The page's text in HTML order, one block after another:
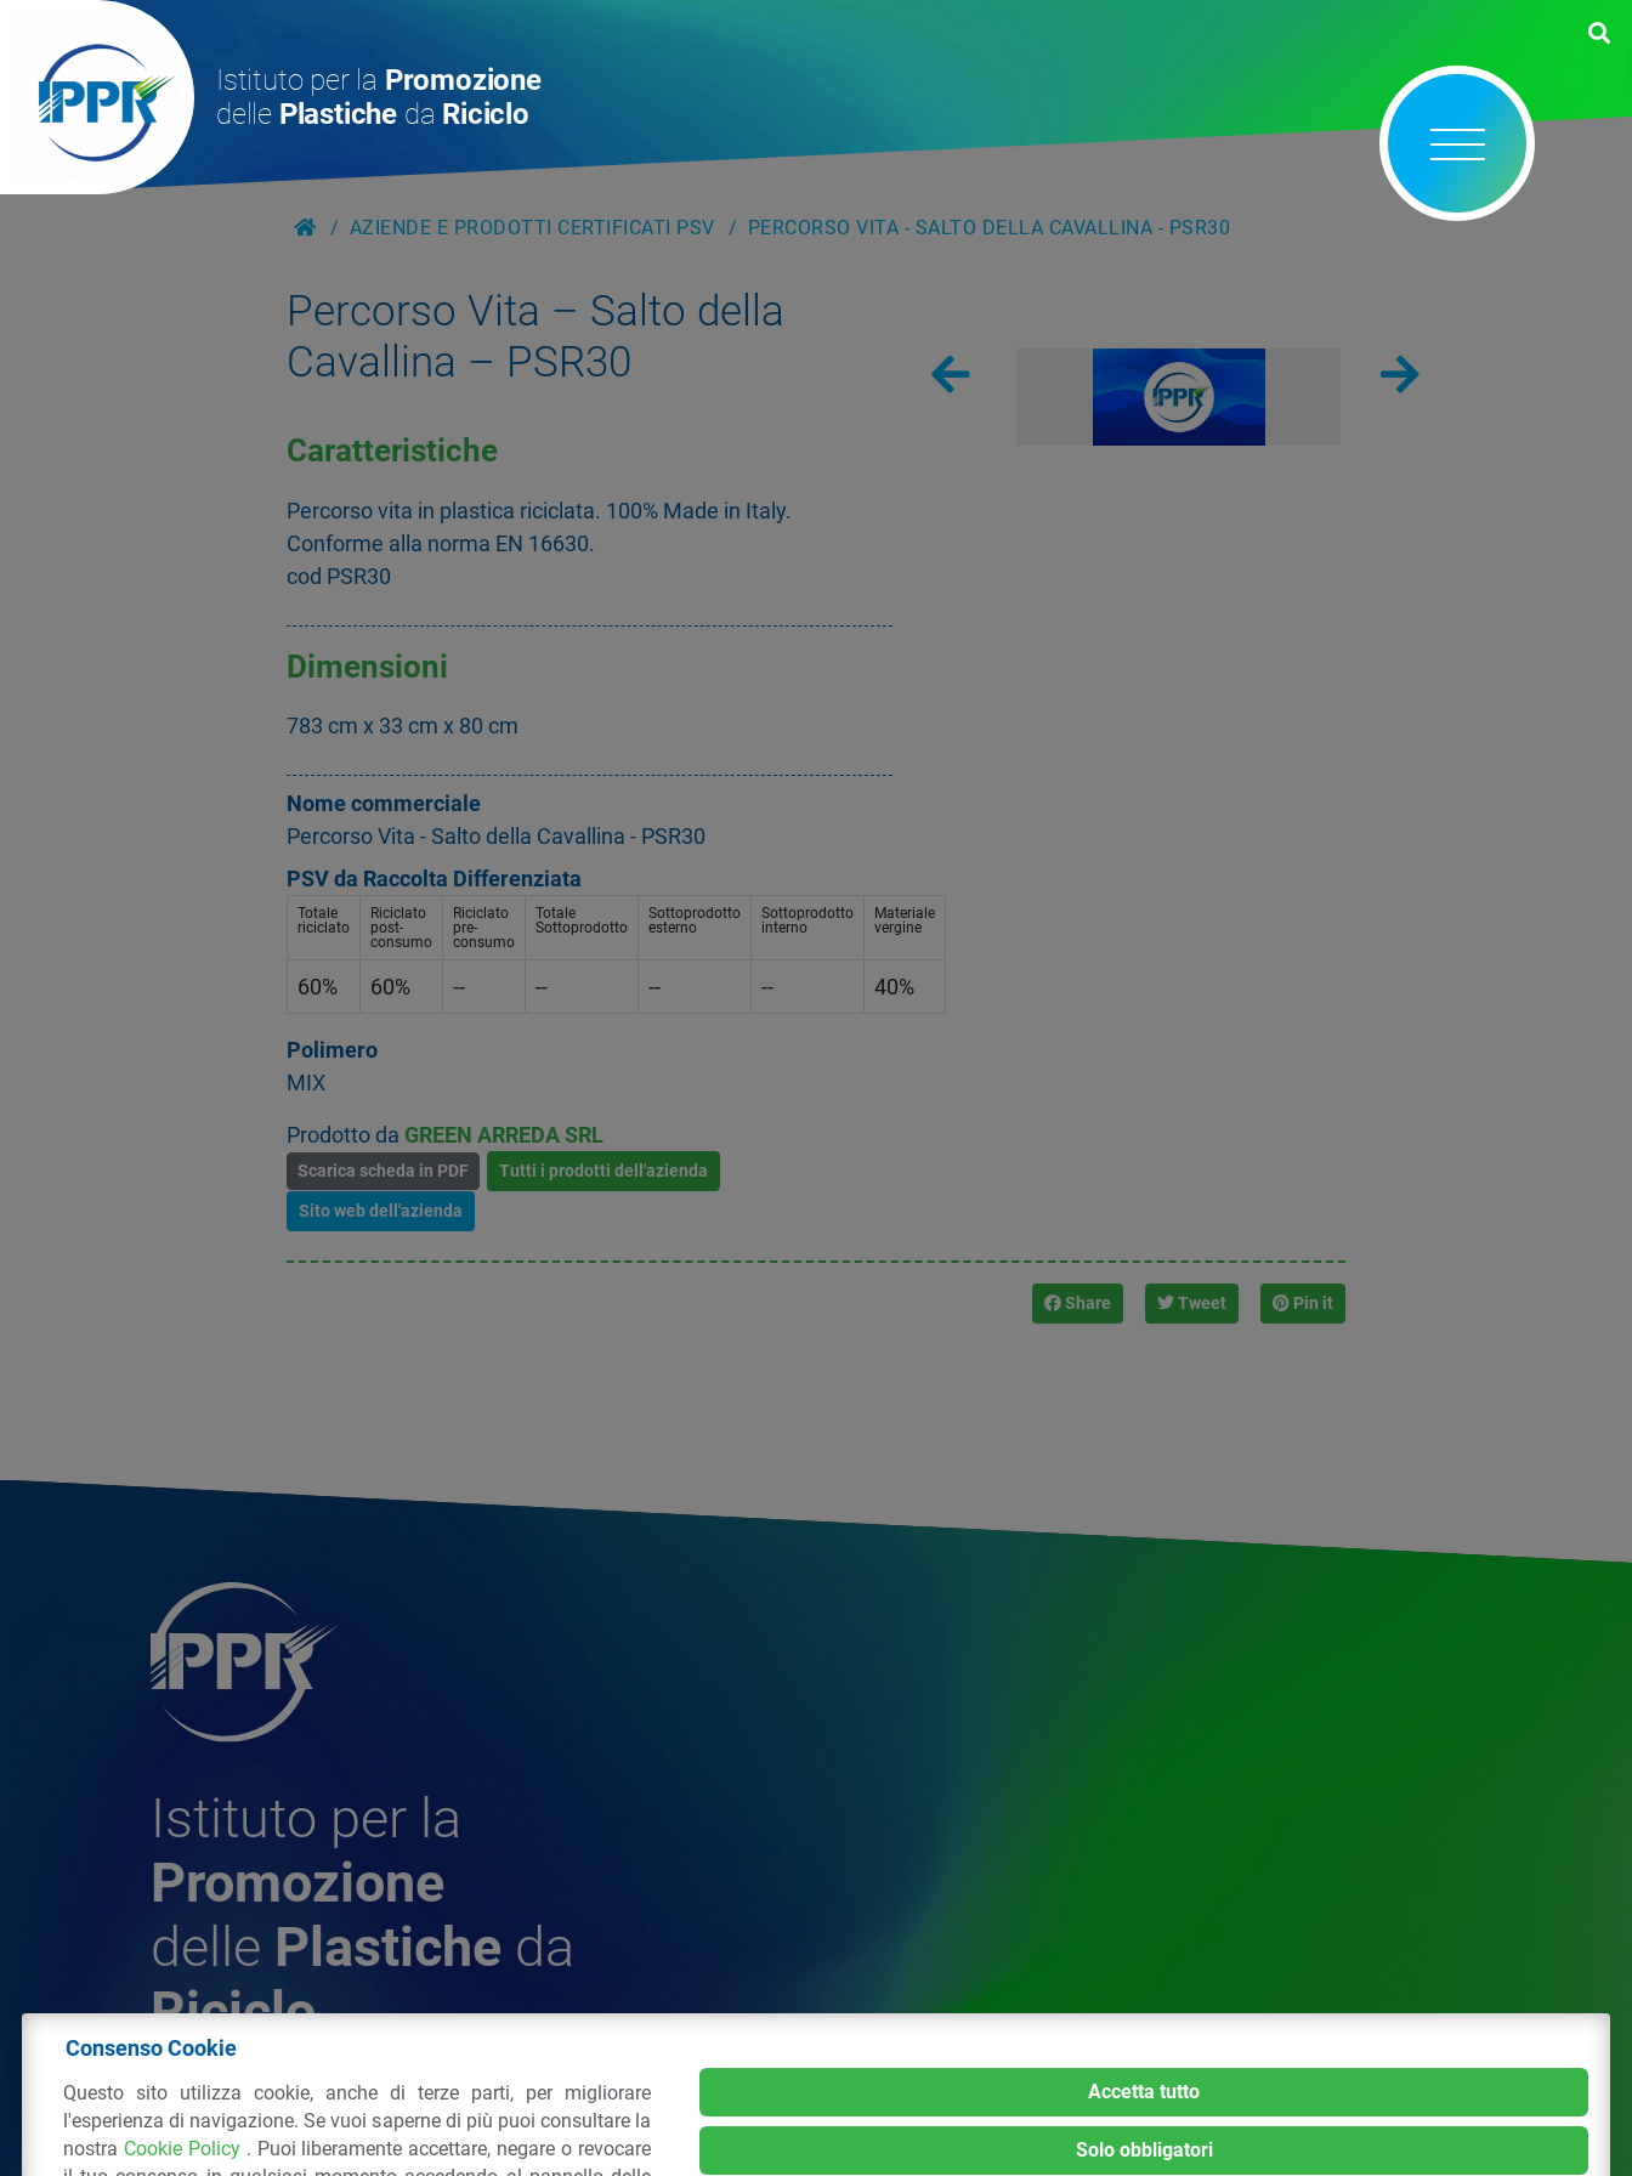
Istituto per la Promozione
delle Plastiche da Riciclo
AZIENDE E PRODOTTI CERTIFICATI PSV PERCORSO VITA - SALTO DELLA CAVALLINA - PSR30
Percorso Vita – Salto della
Cavallina – PSR30
Caratteristiche
Percorso vita in plastica riciclata. 100% Made in Italy.
Conforme alla norma EN 16630.
cod PSR30
Dimensioni
783 cm x 33 cm x 80 cm
Nome commerciale
Percorso Vita - Salto della Cavallina - PSR30
PSV da Raccolta Differenziata
Totale
riciclato
Riciclato
post-
consumo
Riciclato
pre-
consumo
Totale
Sottoprodotto
Sottoprodotto
esterno
Sottoprodotto
interno
Materiale
vergine
60% 60% -- -- -- -- 40%
Polimero
MIX
Prodotto da GREEN ARREDA SRL
Scarica scheda in PDF Tutti i prodotti dell'azienda
Sito web dell'azienda
Share Tweet Pin it
Istituto per la
Promozione
delle Plastiche da
Riciclo
© 2026 - IPPR Istituto per la Promozione delle Plastiche
da Riciclo
C.F. 97381090154
Consenso Cookie
Questo sito utilizza cookie, anche di terze parti, per migliorare
l'esperienza di navigazione. Se vuoi saperne di più puoi consultare la
nostra Cookie Policy . Puoi liberamente accettare, negare o revocare
Accetta tutto
Solo obbligatori